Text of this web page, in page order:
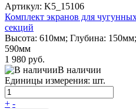
Артикул: K5_15106
Комплект экранов для
секций
Высота: 610мм; Глубина:
590мм
1 980 руб.
В наличии
Единицы измерения: шт.
+ -